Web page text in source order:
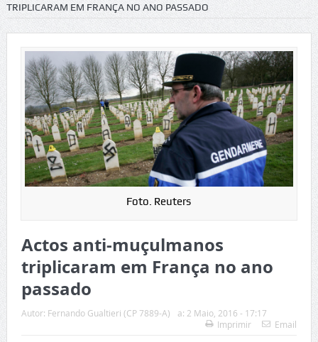
TRIPLICARAM EM FRANÇA NO ANO PASSADO
Foto. Reuters
Actos anti-muçulmanos
triplicaram em França no ano
passado
Autor: Fernando Gualtieri (CP 7889-A) a: 2 Maio, 2016 - 17:17
Imprimir
Email